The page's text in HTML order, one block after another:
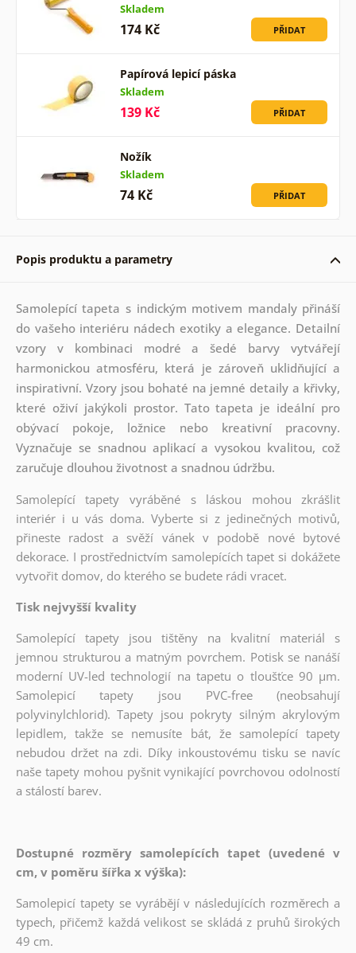
Skladem
174 Kč PŘIDAT
Papírová lepicí páska
Skladem
139 Kč PŘIDAT
Nožík
Skladem
74 Kč PŘIDAT
Popis produktu a parametry
Samolepící tapeta s indickým motivem mandaly přináší
do vašeho interiéru nádech exotiky a elegance. Detailní
vzory v kombinaci modré a šedé barvy vytvářejí
harmonickou atmosféru, která je zároveň uklidňující a
inspirativní. Vzory jsou bohaté na jemné detaily a křivky,
které oživí jakýkoli prostor. Tato tapeta je ideální pro
obývací pokoje, ložnice nebo kreativní pracovny.
Vyznačuje se snadnou aplikací a vysokou kvalitou, což
zaručuje dlouhou životnost a snadnou údržbu.
Samolepící tapety vyráběné s láskou mohou zkrášlit
interiér i u vás doma. Vyberte si z jedinečných motivů,
přineste radost a svěží vánek v podobě nové bytové
dekorace. I prostřednictvím samolepících tapet si dokážete
vytvořit domov, do kterého se budete rádi vracet.
Tisk nejvyšší kvality
Samolepící tapety jsou tištěny na kvalitní materiál s
jemnou strukturou a matným povrchem. Potisk se nanáší
moderní UV-led technologií na tapetu o tloušťce 90 µm.
Samolepicí tapety jsou PVC-free (neobsahují
polyvinylchlorid). Tapety jsou pokryty silným akrylovým
lepidlem, takže se nemusíte bát, že samolepící tapety
nebudou držet na zdi. Díky inkoustovému tisku se navíc
naše tapety mohou pyšnit vynikající povrchovou odolností
a stálostí barev.
Dostupné rozměry samolepících tapet (uvedené v
cm, v poměru šířka x výška):
Samolepicí tapety se vyrábějí v následujících rozměrech a
typech, přičemž každá velikost se skládá z pruhů širokých
49 cm.